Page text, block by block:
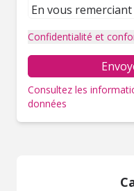
Confidentialité et
Consultez les
données